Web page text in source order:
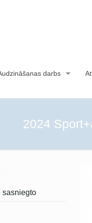
darbs
2024
sasniegto